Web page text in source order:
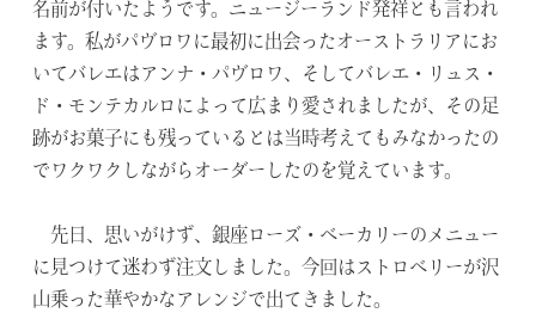
名前が付いたようです。ニュージーランド発祥とも言われ
ます。私がパヴロワに最初に出会ったオーストラリアにお
いてバレエはアンナ・パヴロワ、そしてバレエ・リュス・
ド・モンテカルロによって広まり愛されましたが、その足
跡がお菓子にも残っているとは当時考えてもみなかったの
でワクワクしながらオーダーしたのを覚えています。
先日、思いがけず、銀座ローズ・ベーカリーのメニュー
に見つけて迷わず注文しました。今回はストロベリーが沢
山乗った華やかなアレンジで出てきました。